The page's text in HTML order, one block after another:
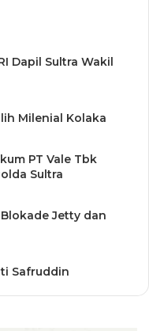
Dapil Sultra Wakil
Milenial Kolaka
PT Vale Tbk
Sultra
Jetty dan
Safruddin